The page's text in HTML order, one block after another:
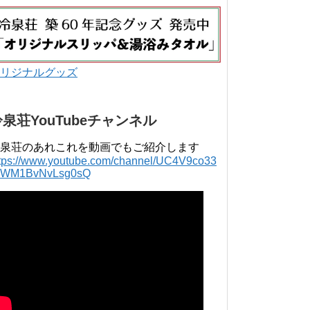
年 4月 〜 2018年 3月 2016年 4月 〜 2017年
2015年 3月 2013...
ジナルグッズ
泉荘YouTubeチャンネル
荘のあれこれを動画でもご紹介します
www.youtube.com/channel/UC4V9co33